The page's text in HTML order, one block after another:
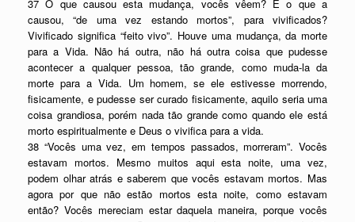
37 O que causou esta mudança, vocês vêem? E o que a
causou, “de uma vez estando mortos”, para vivificados?
Vivificado significa “feito vivo”. Houve uma mudança, da morte
para a Vida. Não há outra, não há outra coisa que pudesse
acontecer a qualquer pessoa, tão grande, como muda-la da
morte para a Vida. Um homem, se ele estivesse morrendo,
fisicamente, e pudesse ser curado fisicamente, aquilo seria uma
coisa grandiosa, porém nada tão grande como quando ele está
morto espiritualmente e Deus o vivifica para a vida.
38 “Vocês uma vez, em tempos passados, morreram”. Vocês
estavam mortos. Mesmo muitos aqui esta noite, uma vez,
podem olhar atrás e saberem que vocês estavam mortos. Mas
agora por que não estão mortos esta noite, como estavam
então? Vocês mereciam estar daquela maneira, porque vocês